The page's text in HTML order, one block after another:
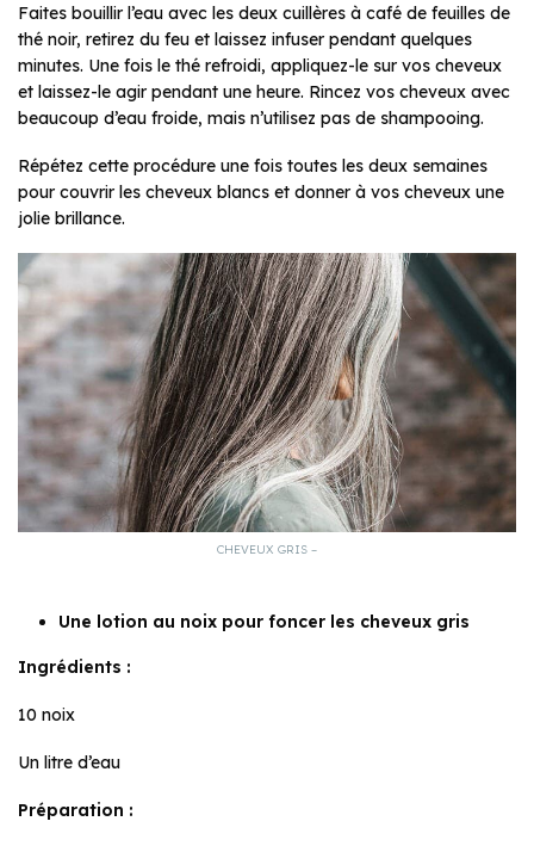
Faites bouillir l’eau avec les deux cuillères à café de feuilles de
thé noir, retirez du feu et laissez infuser pendant quelques
minutes. Une fois le thé refroidi, appliquez-le sur vos cheveux
et laissez-le agir pendant une heure. Rincez vos cheveux avec
beaucoup d’eau froide, mais n’utilisez pas de shampooing.
Répétez cette procédure une fois toutes les deux semaines
pour couvrir les cheveux blancs et donner à vos cheveux une
jolie brillance.
CHEVEUX GRIS –
Une lotion au noix pour foncer les cheveux gris
Ingrédients :
10 noix
Un litre d’eau
Préparation :